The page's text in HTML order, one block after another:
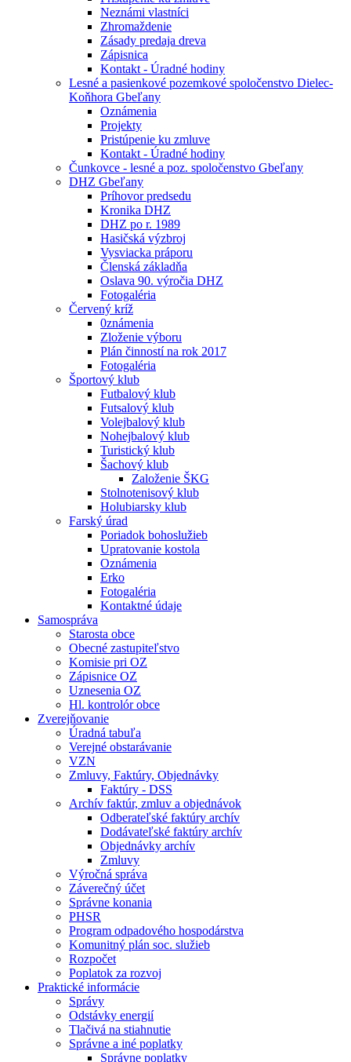
Neznámi vlastníci
Zhromaždenie
Zásady predaja dreva
Zápisnica
Kontakt - Úradné hodiny
Lesné a pasienkové pozemkové spoločenstvo Dielec-
Koňhora Gbeľany
Oznámenia
Projekty
Pristúpenie ku zmluve
Kontakt - Úradné hodiny
Čunkovce - lesné a poz. spoločenstvo Gbeľany
DHZ Gbeľany
Príhovor predsedu
Kronika DHZ
DHZ po r. 1989
Hasičská výzbroj
Vysviacka práporu
Členská základňa
Oslava 90. výročia DHZ
Fotogaléria
Červený kríž
0známenia
Zloženie výboru
Plán činností na rok 2017
Fotogaléria
Športový klub
Futbalový klub
Futsalový klub
Volejbalový klub
Nohejbalový klub
Turistický klub
Šachový klub
Založenie ŠKG
Stolnotenisový klub
Holubiarsky klub
Farský úrad
Poriadok bohoslužieb
Upratovanie kostola
Oznámenia
Erko
Fotogaléria
Kontaktné údaje
Samospráva
Starosta obce
Obecné zastupiteľstvo
Komisie pri OZ
Zápisnice OZ
Uznesenia OZ
Hl. kontrolór obce
Zverejňovanie
Úradná tabuľa
Verejné obstarávanie
VZN
Zmluvy, Faktúry, Objednávky
Faktúry - DSS
Archív faktúr, zmluv a objednávok
Odberateľské faktúry archív
Dodávateľské faktúry archív
Objednávky archív
Zmluvy
Výročná správa
Záverečný účet
Správne konania
PHSR
Program odpadového hospodárstva
Komunitný plán soc. služieb
Rozpočet
Poplatok za rozvoj
Praktické informácie
Správy
Odstávky energií
Tlačivá na stiahnutie
Správne a iné poplatky
Správne poplatky